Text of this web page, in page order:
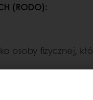
(RODO):
osoby fizycznej,